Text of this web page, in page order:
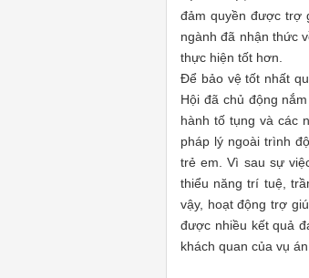
đảm quyền được trợ
ngành đã nhận thức
thực hiện tốt hơn.
Để bảo vệ tốt nhất
Hội đã chủ động
hành tố tụng và các
pháp lý ngoài trình
trẻ em. Vì sau sự
thiểu năng trí tuệ,
vậy, hoạt động trợ
được nhiều kết quả
khách quan của vụ